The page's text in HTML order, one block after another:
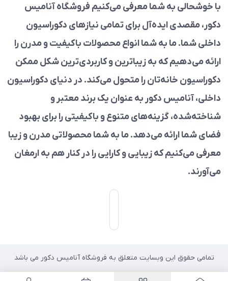
با خوشحالی به شما معرفی می‌کنیم فروشگاه آنامیس
دکور، مقصدی ایده‌آل برای تمامی نیازهای دکوراسیون
داخلی شما. ما به شما انواع محصولات باکیفیت و مدرن را
ارائه می‌دهیم که به زیباترین و کاربردی‌ترین شکل ممکن
دکوراسیون خانه‌تان را متحول می‌کند. در دنیای دکوراسیون
داخلی، آنامیس دکور به عنوان یک برند معتبر و
شناخته‌شده، گزینه‌های متنوع و باکیفیتی را برای بهبود
فضای شما ارائه می‌دهد. ما به شما محصولاتی مدرن و زیبا
معرفی می‌کنیم که زیبایی و کارایی را در کنار هم به ارمغان
می‌آورند.
تمامی حقوق این وبسایت متعلق به فروشگاه آنامیس دکور می باشد